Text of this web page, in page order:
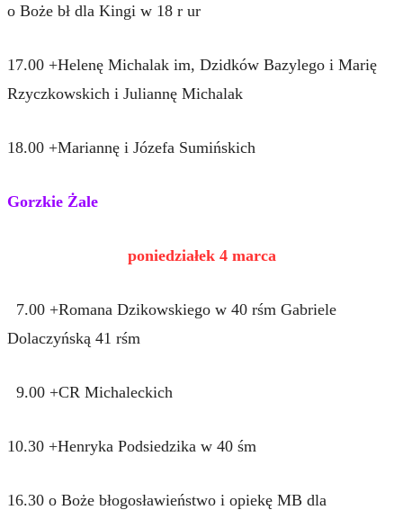
o Boże bł dla Kingi w 18 r ur
17.00 +Helenę Michalak im, Dzidków Bazylego i Marię
Rzyczkowskich i Juliannę Michalak
18.00 +Mariannę i Józefa Sumińskich
Gorzkie Żale
poniedziałek 4 marca
7.00 +Romana Dzikowskiego w 40 rśm Gabriele
Dolaczyńską 41 rśm
9.00 +CR Michaleckich
10.30 +Henryka Podsiedzika w 40 śm
16.30 o Boże błogosławieństwo i opiekę MB dla